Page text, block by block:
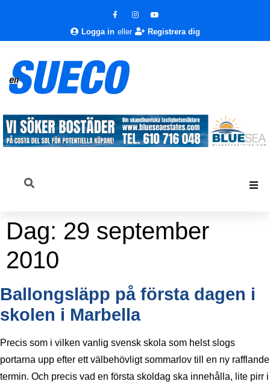
Logga in eller Registrera dig
Dag: 29 september
2010
Ballongsläpp på första dagen i
skolen i Marbella
Precis som i vilken vanlig svensk skola som helst slogs
portarna upp efter ett välbehövligt sommarlov till en ny rafflande
termin. Och precis vad en första skoldag ska innehålla, lite pirr i